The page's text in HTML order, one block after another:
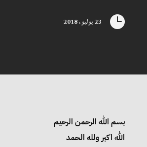
 23 يوليو، 2018
بسم الله الرحمن الرحيم
الله اكبر ولله الحمد